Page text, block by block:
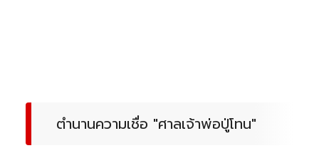
ตำนานความเชื่อ "ศาลเจ้าพ่อปู่โทน"